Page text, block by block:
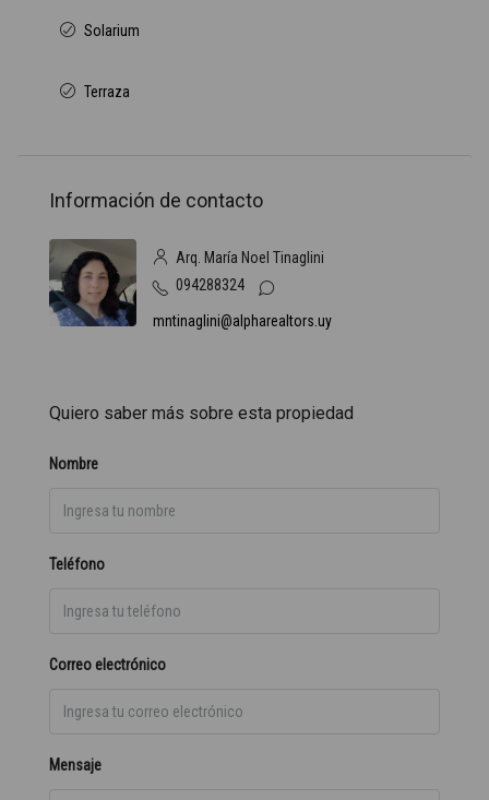
Solarium
Terraza
Información de contacto
Arq. María Noel Tinaglini
094288324
mntinaglini@alpharealtors.uy
Quiero saber más sobre esta propiedad
Nombre
Teléfono
Correo electrónico
Mensaje